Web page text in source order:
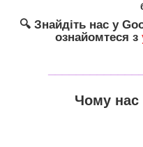
🔍 Знайдіть нас у
ознайомтеся з
Чому нас